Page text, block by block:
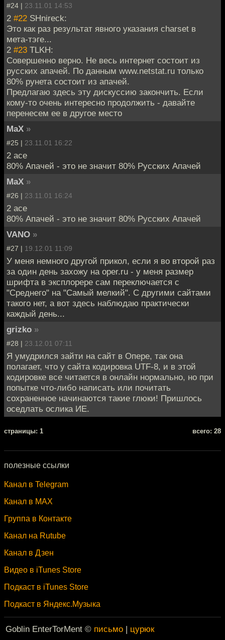
#24 | 23.11.01 14:53
2 #22 SHnireck:
Это как раз результат явного указания charset в
мета-тэге...
2 #23 TLKH:
Совершенно верно. Не весь интернет состоит из
русских апачей. По данным www.netstat.ru только
80% рунета состоит из апачей.
Предлагаю здесь эту дискуссию закончить. Если
кому-то очень интересно продолжить - давайте
перенесем ее в другое место
MaX »
#25 | 23.11.01 16:22
2 ace
80% Апачей - это не значит 80% Русских Апачей
MaX »
#26 | 23.11.01 16:24
2 ace
80% Апачей - это не значит 80% Русских Апачей
VANO »
#27 | 19.12.01 11:09
У меня немного другой прикол, если я во второй раз
за один день захожу на oper.ru - у меня размер
шрифта в эксплорере сам переключается с
"Среднего" на "Самый мелкий". С другими сайтами
такого нет, а вот здесь наблюдаю практически
каждый день...
grizko »
#28 | 23.12.01 07:11
Я умудрился зайти на сайт в Опере, так она
полагает, что у сайта кодировка UTF-8, и в этой
кодировке все читается в онлайн нормально, но при
попытке что-либо написать или почитать
сохраненное начинаются такие глюки! Пришлось
оседлать ослика ИЕ.
cтраницы: 1 всего: 28
полезные ссылки
Канал в Telegram
Канал в MAX
Группа в Контакте
Канал на Rutube
Канал в Дзен
Видео в iTunes Store
Подкаст в iTunes Store
Подкаст в Яндекс.Музыка
Goblin EnterTorMent © письмо | цурюк